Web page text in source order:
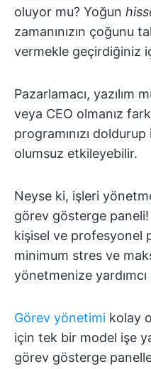
oluyor mu? Yoğun
zamanınızın çoğunu
vermekle geçirdiğiniz
Pazarlamacı, yazılım
veya CEO olmanız
programınızı doldurup
olumsuz etkileyebilir.
Neyse ki, işleri
görev gösterge
kişisel ve profesyonel
minimum stres ve
yönetmenize yardımcı
Görev yönetimi kolay
için tek bir model işe
görev gösterge